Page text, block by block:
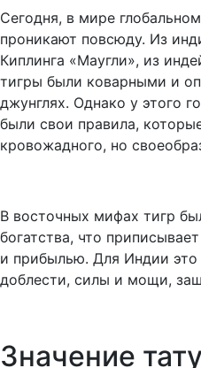
Сегодня, в мире
проникают повсюду. Из
Киплинга «Маугли», из
тигры были коварными и
джунглях. Однако у этого
были свои правила,
кровожадного, но
В восточных мифах тигр
богатства, что
и прибылью. Для Индии
доблести, силы и мощи,
Значение